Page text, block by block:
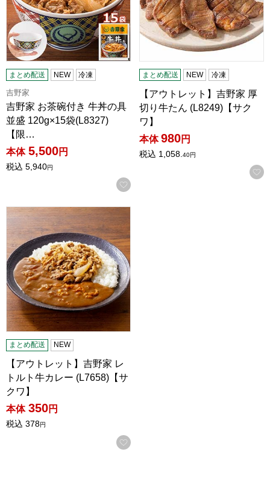
まとめ配送 NEW 冷凍
吉野家
吉野家 お茶碗付き 牛丼の具
並盛 120g×15袋(L8327)
【限…
本体 5,500円
税込 5,940円
お気に入りに登録する
まとめ配送 NEW 冷凍
【アウトレット】吉野家 厚
切り牛たん (L8249)【サク
ワ】
本体 980円
税込 1,058. 40円
【アウトレット】吉野家 レトルト牛カレー (L7658)【サクワ
まとめ配送 NEW
【アウトレット】吉野家 レ
トルト牛カレー (L7658)【サ
クワ】
本体 350円
税込 378円
お気に入りに登録する